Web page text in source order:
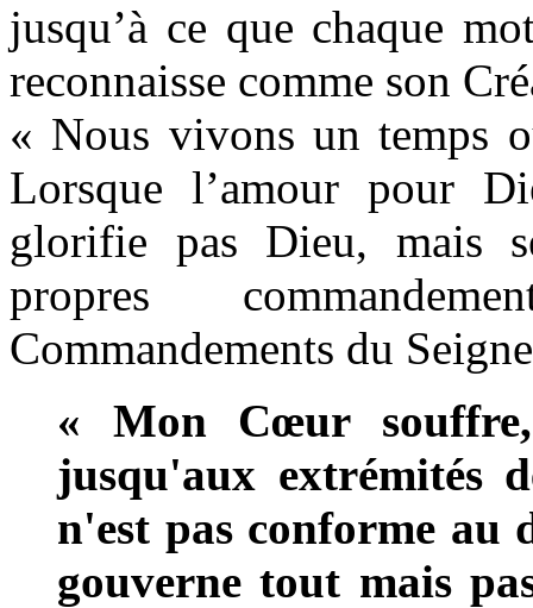
jusqu’à ce que chaque
reconnaisse comme son
« Nous vivons un temps
Lorsque l’amour pour
glorifie pas Dieu, mais
propres
Commandements du
« Mon Cœur
jusqu'aux extrémités
n'est pas conforme au
gouverne tout mais